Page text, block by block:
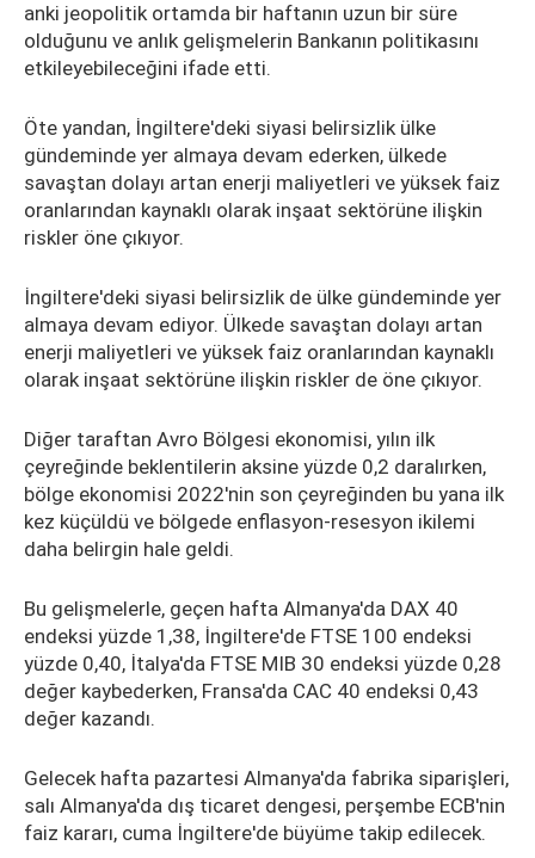
anki jeopolitik ortamda bir haftanın uzun bir süre
olduğunu ve anlık gelişmelerin Bankanın politikasını
etkileyebileceğini ifade etti.
Öte yandan, İngiltere'deki siyasi belirsizlik ülke
gündeminde yer almaya devam ederken, ülkede
savaştan dolayı artan enerji maliyetleri ve yüksek faiz
oranlarından kaynaklı olarak inşaat sektörüne ilişkin
riskler öne çıkıyor.
İngiltere'deki siyasi belirsizlik de ülke gündeminde yer
almaya devam ediyor. Ülkede savaştan dolayı artan
enerji maliyetleri ve yüksek faiz oranlarından kaynaklı
olarak inşaat sektörüne ilişkin riskler de öne çıkıyor.
Diğer taraftan Avro Bölgesi ekonomisi, yılın ilk
çeyreğinde beklentilerin aksine yüzde 0,2 daralırken,
bölge ekonomisi 2022'nin son çeyreğinden bu yana ilk
kez küçüldü ve bölgede enflasyon-resesyon ikilemi
daha belirgin hale geldi.
Bu gelişmelerle, geçen hafta Almanya'da DAX 40
endeksi yüzde 1,38, İngiltere'de FTSE 100 endeksi
yüzde 0,40, İtalya'da FTSE MIB 30 endeksi yüzde 0,28
değer kaybederken, Fransa'da CAC 40 endeksi 0,43
değer kazandı.
Gelecek hafta pazartesi Almanya'da fabrika siparişleri,
salı Almanya'da dış ticaret dengesi, perşembe ECB'nin
faiz kararı, cuma İngiltere'de büyüme takip edilecek.